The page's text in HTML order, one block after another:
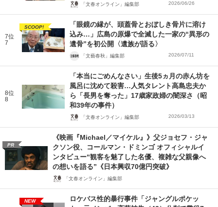
「文春オンライン」編集部 2026/06/26
7位
7
SCOOP!
「眼鏡の縁が、頭蓋骨とおぼしき骨片に溶け
込み…」広島の原爆で全滅した一家の“異形の
遺骨”を初公開〈遺族が語る〉
「文藝春秋」編集部 2026/07/11
8位
8
「本当にごめんなさい」生後5ヵ月の赤ん坊を
風呂に沈めて殺害…人気タレント高島忠夫か
ら「長男を奪った」17歳家政婦の闇深さ（昭
和39年の事件）
「文春オンライン」編集部 2026/03/13
PR
《映画『Michael／マイケル』》父ジョセフ・ジャ
クソン役、コールマン・ドミンゴ オフィシャルイ
ンタビュー“観客を魅了した名優、複雑な父親像へ
の想いを語る”《日本興収70億円突破》
「文春オンライン」編集部
NEW
ロケバス性的暴行事件「ジャングルポケッ